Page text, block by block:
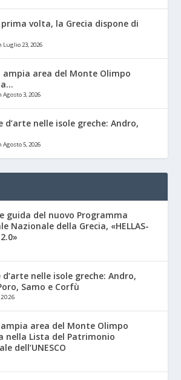
prima volta, la Grecia dispone di
Luglio 23, 2026
ampia area del Monte Olimpo
Agosto 3, 2026
d’arte nelle isole greche: Andro,
Agosto 5, 2026
guida del nuovo Programma
Nazionale della Grecia, «HELLAS-
nelle isole greche: Andro,
Samo e Corfù
area del Monte Olimpo
nella Lista del Patrimonio
dell’UNESCO